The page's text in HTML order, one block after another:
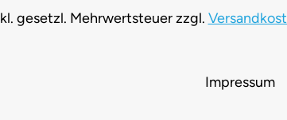
gesetzl. Mehrwertsteuer zzgl.
Impressum